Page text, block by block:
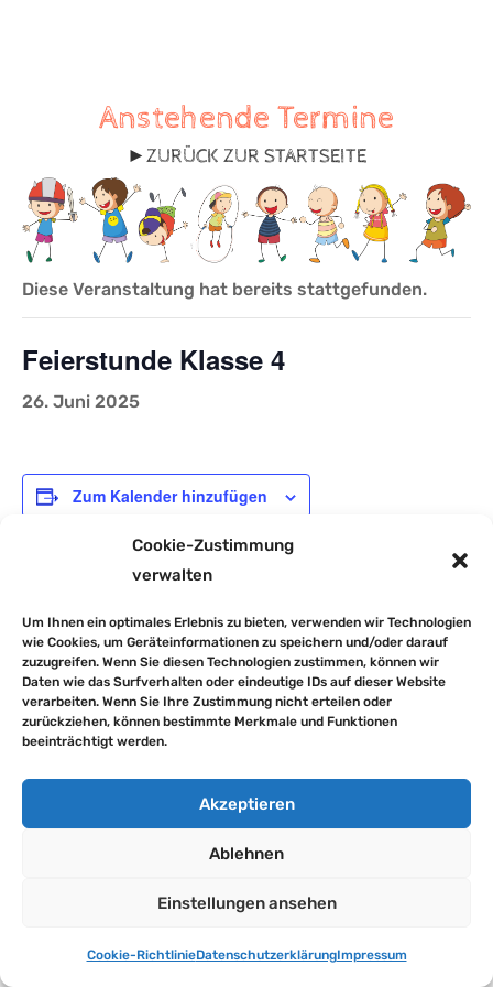
Cookie-Zustimmung
verwalten
Um Ihnen ein optimales Erlebnis zu bieten, verwenden wir Technologien
wie Cookies, um Geräteinformationen zu speichern und/oder darauf
zuzugreifen. Wenn Sie diesen Technologien zustimmen, können wir
Daten wie das Surfverhalten oder eindeutige IDs auf dieser Website
verarbeiten. Wenn Sie Ihre Zustimmung nicht erteilen oder
zurückziehen, können bestimmte Merkmale und Funktionen
beeinträchtigt werden.
Akzeptieren
Ablehnen
Einstellungen ansehen
Cookie-RichtlinieDatenschutzerklärungImpressum
Anstehende Termine
►ZURÜCK ZUR STARTSEITE
Diese Veranstaltung hat bereits stattgefunden.
Feierstunde Klasse 4
26. Juni 2025
Zum Kalender hinzufügen
Datum:
26. Juni 2025
Jugendherberge Kl. 4a, b, c Jahreszeugnisse
►ZURÜCK ZUR STARTSEITE
Datenschutzerklärung